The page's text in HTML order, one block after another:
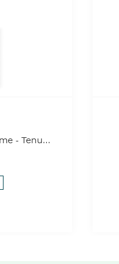
- Tenue